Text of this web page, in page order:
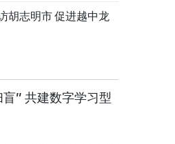
胡志明市 促进越中龙
” 共建数字学习型